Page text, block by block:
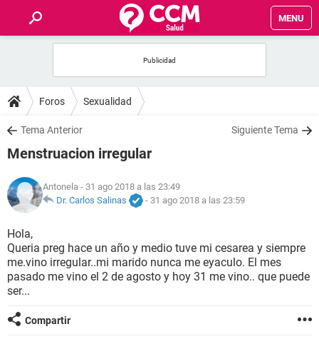
MENU
FOROS
SALUD
NUTRICIÓN
BIENESTAR
SEXUALIDAD
GLOSARIO
Foros Sexualidad
Tema Anterior Siguiente Tema
Menstruacion irregular
Antonela - 31 ago 2018 a las 23:49
Dr. Carlos Salinas
- 31 ago 2018 a las 23:59
Hola,
Queria preg hace un año y medio tuve mi cesarea y siempre
me.vino irregular..mi marido nunca me eyaculo. El mes
pasado me vino el 2 de agosto y hoy 31 me vino.. que puede
ser...
Compartir